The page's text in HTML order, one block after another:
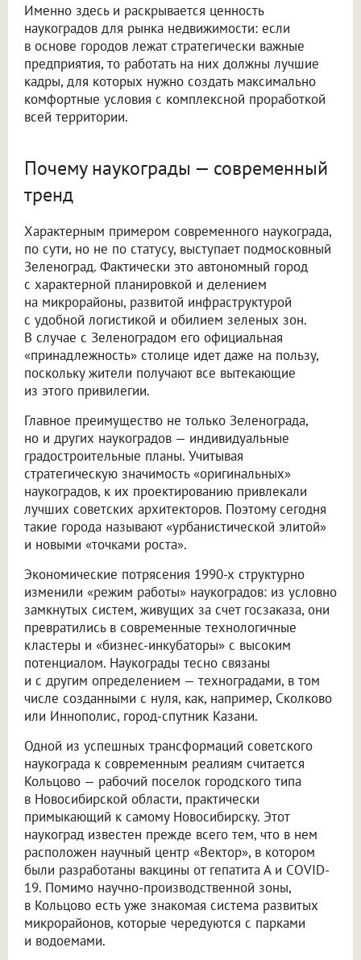
Именно здесь и раскрывается ценность
наукоградов для рынка недвижимости: если
в основе городов лежат стратегически важные
предприятия, то работать на них должны лучшие
кадры, для которых нужно создать максимально
комфортные условия с комплексной проработкой
всей территории.
Почему наукограды — современный
тренд
Характерным примером современного наукограда,
по сути, но не по статусу, выступает подмосковный
Зеленоград. Фактически это автономный город
с характерной планировкой и делением
на микрорайоны, развитой инфраструктурой
с удобной логистикой и обилием зеленых зон.
В случае с Зеленоградом его официальная
«принадлежность» столице идет даже на пользу,
поскольку жители получают все вытекающие
из этого привилегии.
Главное преимущество не только Зеленограда,
но и других наукоградов — индивидуальные
градостроительные планы. Учитывая
стратегическую значимость «оригинальных»
наукоградов, к их проектированию привлекали
лучших советских архитекторов. Поэтому сегодня
такие города называют «урбанистической элитой»
и новыми «точками роста».
Экономические потрясения 1990-х структурно
изменили «режим работы» наукоградов: из условно
замкнутых систем, живущих за счет госзаказа, они
превратились в современные технологичные
кластеры и «бизнес-инкубаторы» с высоким
потенциалом. Наукограды тесно связаны
и с другим определением — техноградами, в том
числе созданными с нуля, как, например, Сколково
или Иннополис, город-спутник Казани.
Одной из успешных трансформаций советского
наукограда к современным реалиям считается
Кольцово — рабочий поселок городского типа
в Новосибирской области, практически
примыкающий к самому Новосибирску. Этот
наукоград известен прежде всего тем, что в нем
расположен научный центр «Вектор», в котором
были разработаны вакцины от гепатита А и COVID-
19. Помимо научно-производственной зоны,
в Кольцово есть уже знакомая система развитых
микрорайонов, которые чередуются с парками
и водоемами.